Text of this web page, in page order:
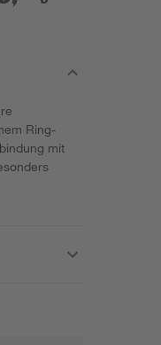
Ring-
mit